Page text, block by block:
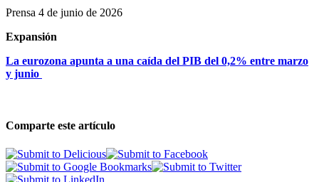
Prensa 4 de junio de 2026
Expansión
La eurozona apunta a una caída del PIB del 0,2% entre marzo
y junio
Comparte este artículo